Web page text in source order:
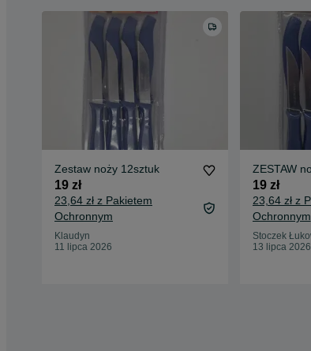
Zestaw noży 12sztuk
19 zł
23,64 zł z Pakietem
Ochronnym
Klaudyn
11 lipca 2026
ZESTAW
19 zł
23,64 zł z
Ochronnym
Stoczek
13 lipca 2026